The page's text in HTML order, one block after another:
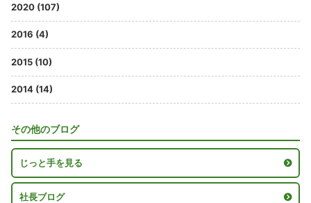
2020 (107)
2016 (4)
2015 (10)
2014 (14)
その他のブログ
じっと手を見る
社長ブログ